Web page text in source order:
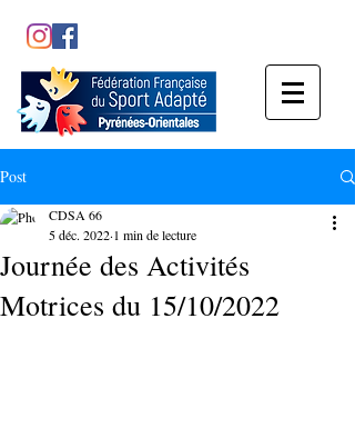
Post
Journée des Activités
Motrices du 15/10/2022
CDSA 66
5 déc. 2022 1 min de lecture